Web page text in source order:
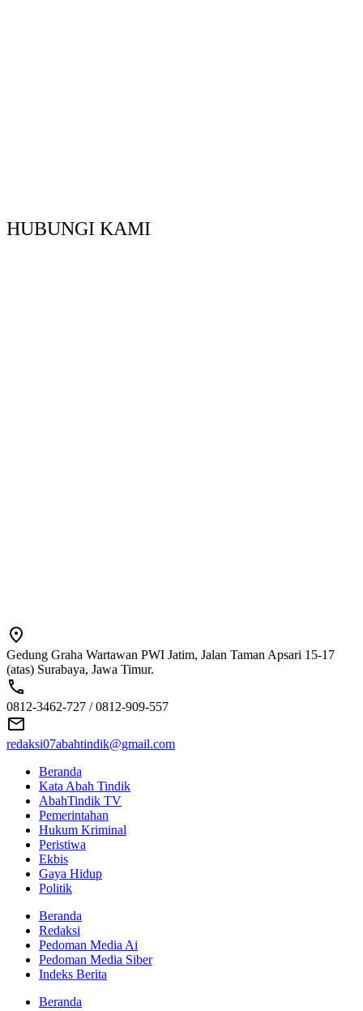
HUBUNGI KAMI
Gedung Graha Wartawan PWI Jatim, Jalan Taman Apsari 15-17
(atas) Surabaya, Jawa Timur.
0812-3462-727 / 0812-909-557
redaksi07abahtindik@gmail.com
Beranda
Kata Abah Tindik
AbahTindik TV
Pemerintahan
Hukum Kriminal
Peristiwa
Ekbis
Gaya Hidup
Politik
Beranda
Redaksi
Pedoman Media Ai
Pedoman Media Siber
Indeks Berita
Beranda